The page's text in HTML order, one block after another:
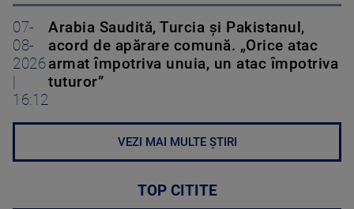
07-
08-
2026
16:12
Arabia Saudită, Turcia și Pakistanul,
acord de apărare comună. „Orice atac
armat împotriva unuia, un atac împotriva
tuturor”
VEZI MAI MULTE ȘTIRI
TOP CITITE